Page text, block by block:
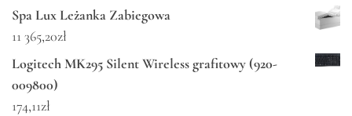
Spa Lux Leżanka Zabiegowa
11 365,20zł
Logitech MK295 Silent Wireless grafitowy (920-
009800)
174,11zł